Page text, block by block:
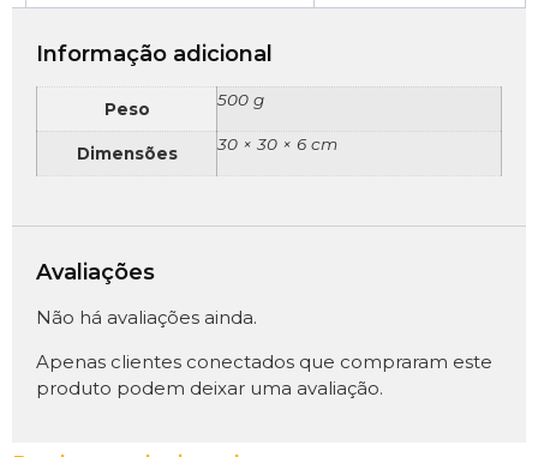
Informação adicional
Peso 500 g
Dimensões 30 × 30 × 6 cm
Avaliações
Não há avaliações ainda.
Apenas clientes conectados que compraram este
produto podem deixar uma avaliação.